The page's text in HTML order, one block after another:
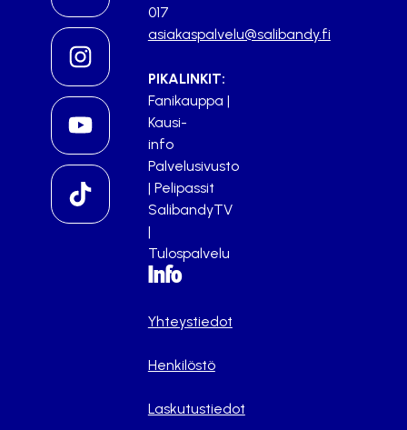
017
asiakaspalvelu@salibandy.fi
PIKALINKIT:
Fanikauppa |
Kausi-
info
Palvelusivusto
| Pelipassit
SalibandyTV
|
Tulospalvelu
Info
Yhteystiedot
Henkilöstö
Laskutustiedot